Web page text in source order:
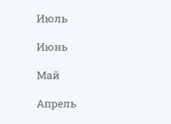
Июль
Июнь
Май
Апрель